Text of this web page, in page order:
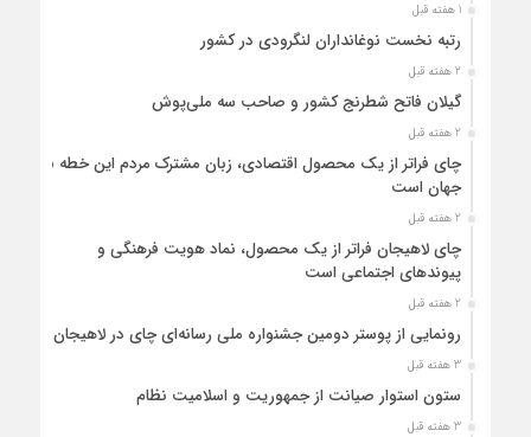
1 هفته قبل
رتبه نخست نوغانداران لنگرودی در کشور
2 هفته قبل
گیلان فاتح شطرنج کشور و صاحب سه ملی‌پوش
2 هفته قبل
چای فراتر از یک محصول اقتصادی، زبان مشترک مردم این خطه با
جهان است
2 هفته قبل
چای لاهیجان فراتر از یک محصول، نماد هویت فرهنگی و
پیوندهای اجتماعی است
2 هفته قبل
رونمایی از پوستر دومین جشنواره ملی رسانه‌ای چای در لاهیجان
3 هفته قبل
ستون استوار صیانت از جمهوریت و اسلامیت نظام
3 هفته قبل